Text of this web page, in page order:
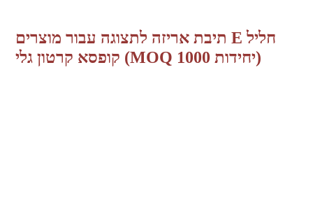
תיבת אריזה לתצוגה עבור מוצרים E חליל
קופסא קרטון גלי (MOQ 1000 יחידות)